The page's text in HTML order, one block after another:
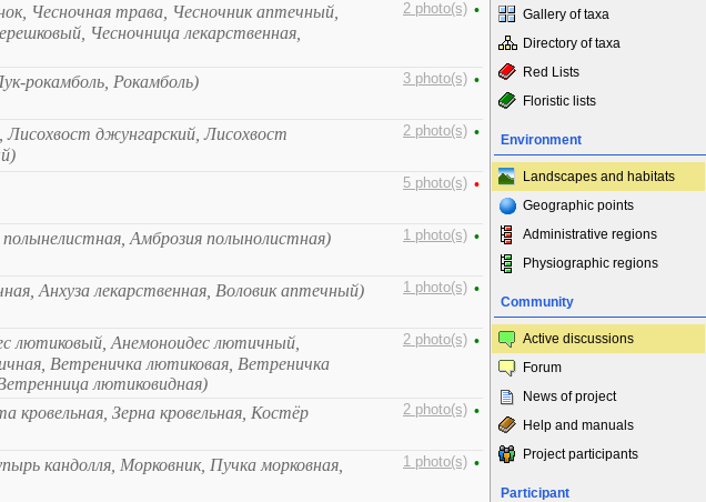
Чесночная трава, Чесночник аптечный,
Чесночница лекарственная,
2 photo(s) •
рокамболь, Рокамболь) 3 photo(s) •
Лисохвост джунгарский, Лисохвост
2 photo(s) •
5 photo(s) •
Амброзия полынолистная) 1 photo(s) •
Анхуза лекарственная, Воловик аптечный) 1 photo(s) •
лютиковый, Анемоноидес лютичный,
Ветреничка лютиковая, Ветреничка
лютиковидная)
2 photo(s) •
кровельная, Зерна кровельная, Костёр
2 photo(s) •
кандолля, Морковник, Пучка морковная,
1 photo(s) •
Gallery of taxa
Directory of taxa
Red Lists
Floristic lists
Environment
Landscapes and habitats
Geographic points
Administrative regions
Physiographic regions
Community
Active discussions
Forum
News of project
Help and manuals
Project participants
Participant